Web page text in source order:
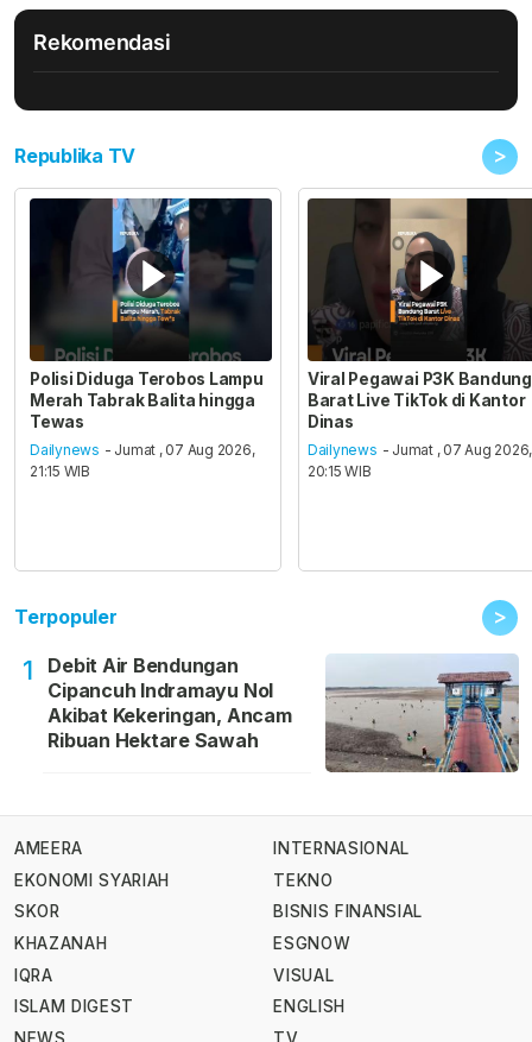
Rekomendasi
Republika TV >
Polisi Diduga Terobos Lampu
Merah Tabrak Balita hingga
Tewas
Dailynews - Jumat , 07 Aug 2026,
21:15 WIB
Viral Pegawai P3K Bandung
Barat Live TikTok di Kantor
Dinas
Dailynews - Jumat , 07 Aug 2026,
20:15 WIB
Terpopuler >
1
Debit Air Bendungan
Cipancuh Indramayu Nol
Akibat Kekeringan, Ancam
Ribuan Hektare Sawah
AMEERA
EKONOMI SYARIAH
SKOR
KHAZANAH
IQRA
ISLAM DIGEST
INTERNASIONAL
TEKNO
BISNIS FINANSIAL
ESGNOW
VISUAL
ENGLISH